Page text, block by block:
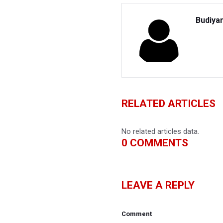
RELATED ARTICLES
No related articles data.
0 COMMENTS
LEAVE A REPLY
Comment